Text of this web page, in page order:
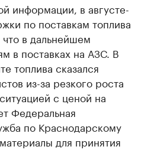
информации, в августе-
по поставкам топлива
в дальнейшем
в поставках на АЗС. В
топлива сказался
из-за резкого роста
с ценой на
Федеральная
по Краснодарскому
для принятия